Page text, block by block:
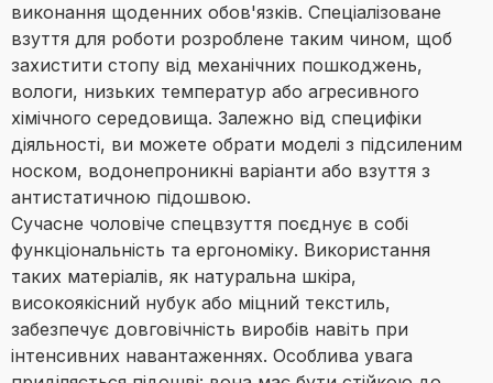
виконання щоденних обов'язків. Спеціалізоване
взуття для роботи розроблене таким чином, щоб
захистити стопу від механічних пошкоджень,
вологи, низьких температур або агресивного
хімічного середовища. Залежно від специфіки
діяльності, ви можете обрати моделі з підсиленим
носком, водонепроникні варіанти або взуття з
антистатичною підошвою.
Сучасне чоловіче спецвзуття поєднує в собі
функціональність та ергономіку. Використання
таких матеріалів, як натуральна шкіра,
високоякісний нубук або міцний текстиль,
забезпечує довговічність виробів навіть при
інтенсивних навантаженнях. Особлива увага